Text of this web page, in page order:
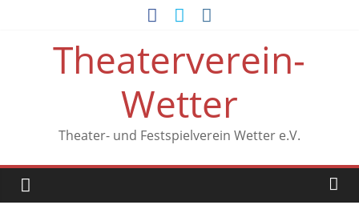
Theaterverein-
Wetter
Theater- und Festspielverein Wetter e.V.